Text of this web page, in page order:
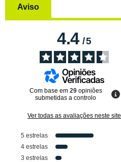
Aviso
4.4/5
Com base em 29 opiniões
submetidas a controlo
Ver todas as avaliações neste site
5 estrelas
4 estrelas
3 estrelas